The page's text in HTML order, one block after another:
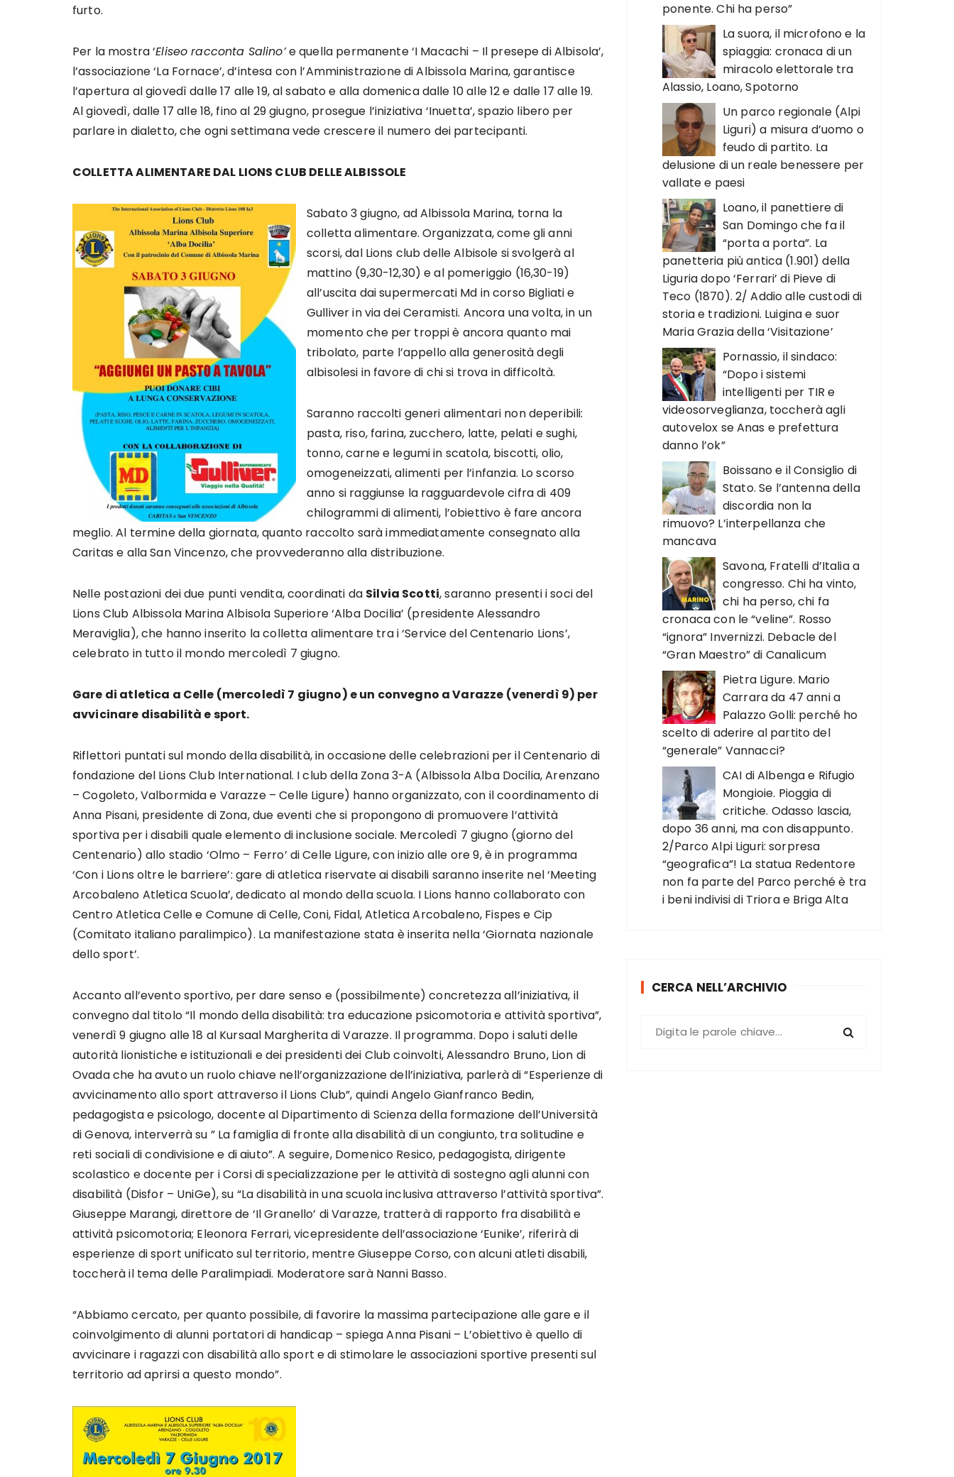
furto.
Per la mostra ‘Eliseo racconta Salino’e quella permanente ‘I Macachi – Il presepe di Albisola’,
l’associazione ‘La Fornace’, d’intesa con l’Amministrazione di Albissola Marina, garantisce
l’apertura al giovedì dalle 17 alle 19, al sabato e alla domenica dalle 10 alle 12 e dalle 17 alle 19.
Al giovedì, dalle 17 alle 18, fino al 29 giugno, prosegue l’iniziativa ‘Inuetta’, spazio libero per
parlare in dialetto, che ogni settimana vede crescere il numero dei partecipanti.
COLLETTA ALIMENTARE DAL LIONS CLUB DELLE ALBISSOLE
Sabato 3 giugno, ad Albissola Marina, torna la
colletta alimentare. Organizzata, come gli anni
scorsi, dal Lions club delle Albisole si svolgerà al
mattino (9,30-12,30) e al pomeriggio (16,30-19)
all’uscita dai supermercati Md in corso Bigliati e
Gulliver in via dei Ceramisti. Ancora una volta, in un
momento che per troppi è ancora quanto mai
tribolato, parte l’appello alla generosità degli
albisolesi in favore di chi si trova in difficoltà.
Saranno raccolti generi alimentari non deperibili:
pasta, riso, farina, zucchero, latte, pelati e sughi,
tonno, carne e legumi in scatola, biscotti, olio,
omogeneizzati, alimenti per l’infanzia. Lo scorso
anno si raggiunse la ragguardevole cifra di 409
chilogrammi di alimenti, l’obiettivo è fare ancora
meglio. Al termine della giornata, quanto raccolto sarà immediatamente consegnato alla
Caritas e alla San Vincenzo, che provvederanno alla distribuzione.
Nelle postazioni dei due punti vendita, coordinati da Silvia Scotti, saranno presenti i soci del
Lions Club Albissola Marina Albisola Superiore ‘Alba Docilia’ (presidente Alessandro
Meraviglia), che hanno inserito la colletta alimentare tra i ‘Service del Centenario Lions’,
celebrato in tutto il mondo mercoledì 7 giugno.
Gare di atletica a Celle (mercoledì 7 giugno) e un convegno a Varazze (venerdì 9) per
avvicinare disabilità e sport.
Riflettori puntati sul mondo della disabilità, in occasione delle celebrazioni per il Centenario di
fondazione del Lions Club International. I club della Zona 3-A (Albissola Alba Docilia, Arenzano
– Cogoleto, Valbormida e Varazze – Celle Ligure) hanno organizzato, con il coordinamento di
Anna Pisani, presidente di Zona, due eventi che si propongono di promuovere l’attività
sportiva per i disabili quale elemento di inclusione sociale. Mercoledì 7 giugno (giorno del
Centenario) allo stadio ‘Olmo – Ferro’ di Celle Ligure, con inizio alle ore 9, è in programma
‘Con i Lions oltre le barriere’: gare di atletica riservate ai disabili saranno inserite nel ‘Meeting
Arcobaleno Atletica Scuola’, dedicato al mondo della scuola. I Lions hanno collaborato con
Centro Atletica Celle e Comune di Celle, Coni, Fidal, Atletica Arcobaleno, Fispes e Cip
(Comitato italiano paralimpico). La manifestazione stata è inserita nella ‘Giornata nazionale
dello sport’.
Accanto all’evento sportivo, per dare senso e (possibilmente) concretezza all’iniziativa, il
convegno dal titolo “Il mondo della disabilità: tra educazione psicomotoria e attività sportiva”,
venerdì 9 giugno alle 18 al Kursaal Margherita di Varazze. Il programma. Dopo i saluti delle
autorità lionistiche e istituzionali e dei presidenti dei Club coinvolti, Alessandro Bruno, Lion di
Ovada che ha avuto un ruolo chiave nell’organizzazione dell’iniziativa, parlerà di “Esperienze di
avvicinamento allo sport attraverso il Lions Club”, quindi Angelo Gianfranco Bedin,
pedagogista e psicologo, docente al Dipartimento di Scienza della formazione dell’Università
di Genova, interverrà su ” La famiglia di fronte alla disabilità di un congiunto, tra solitudine e
reti sociali di condivisione e di aiuto”. A seguire, Domenico Resico, pedagogista, dirigente
scolastico e docente per i Corsi di specializzazione per le attività di sostegno agli alunni con
disabilità (Disfor – UniGe), su “La disabilità in una scuola inclusiva attraverso l’attività sportiva”.
Giuseppe Marangi, direttore de ‘Il Granello’ di Varazze, tratterà di rapporto fra disabilità e
attività psicomotoria; Eleonora Ferrari, vicepresidente dell’associazione ‘Eunike’, riferirà di
esperienze di sport unificato sul territorio, mentre Giuseppe Corso, con alcuni atleti disabili,
toccherà il tema delle Paralimpiadi. Moderatore sarà Nanni Basso.
“Abbiamo cercato, per quanto possibile, di favorire la massima partecipazione alle gare e il
coinvolgimento di alunni portatori di handicap – spiega Anna Pisani – L’obiettivo è quello di
avvicinare i ragazzi con disabilità allo sport e di stimolare le associazioni sportive presenti sul
territorio ad aprirsi a questo mondo”.
ponente. Chi ha perso”
La suora, il microfono e la
spiaggia: cronaca di un
miracolo elettorale tra
Alassio, Loano, Spotorno
Un parco regionale (Alpi
Liguri) a misura d’uomo o
feudo di partito. La
delusione di un reale benessere per
vallate e paesi
Loano, il panettiere di
San Domingo che fa il
“porta a porta”. La
panetteria più antica (1.901) della
Liguria dopo ‘Ferrari’ di Pieve di
Teco (1870). 2/ Addio alle custodi di
storia e tradizioni. Luigina e suor
Maria Grazia della ‘Visitazione’
Pornassio, il sindaco:
“Dopo i sistemi
intelligenti per TIR e
videosorveglianza, toccherà agli
autovelox se Anas e prefettura
danno l’ok”
Boissano e il Consiglio di
Stato. Se l’antenna della
discordia non la
rimuovo? L’interpellanza che
mancava
Savona, Fratelli d’Italia a
congresso. Chi ha vinto,
chi ha perso, chi fa
cronaca con le “veline”. Rosso
“ignora” Invernizzi. Debacle del
“Gran Maestro” di Canalicum
Pietra Ligure. Mario
Carrara da 47 anni a
Palazzo Golli: perché ho
scelto di aderire al partito del
“generale” Vannacci?
CAI di Albenga e Rifugio
Mongioie. Pioggia di
critiche. Odasso lascia,
dopo 36 anni, ma con disappunto.
2/Parco Alpi Liguri: sorpresa
“geografica”! La statua Redentore
non fa parte del Parco perché è tra
i beni indivisi di Triora e Briga Alta
CERCA NELL’ARCHIVIO